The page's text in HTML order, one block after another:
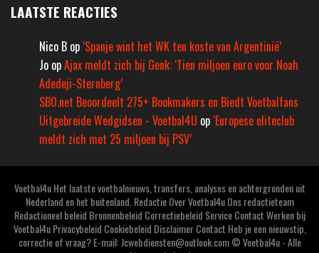
LAATSTE REACTIES
Nico B op ‘Spanje wint het WK ten koste van Argentinië’
Jo opAjax meldt zich bij Genk: ‘Tien miljoen euro voor Noah
Adedeji-Sternberg’
SBO.net Beoordeelt 275+ Bookmakers en Biedt Voetbalfans
Uitgebreide Wedgidsen - Voetbal4U op ‘Europese eliteclub
meldt zich met 25 miljoen bij PSV’
Voetbal4u Het laatste voetbalnieuws, transfers, analyses en achtergronden uit
Nederland en het buitenland. Redactie Over Voetbal4u Ons redactieteam
Redactioneel beleid Bronnenbeleid Correctiebeleid Service Contact Werken bij
Voetbal4u Privacybeleid Cookiebeleid Disclaimer Contact Heb je een nieuwstip,
correctie of vraag? E-mail: Jcwebdiensten@outlook.com © Voetbal4u - Alle